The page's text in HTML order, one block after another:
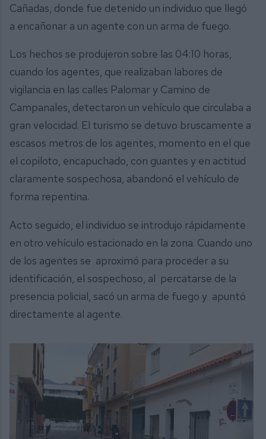
Cañadas, donde fue detenido un individuo que llegó
a encañonar a un agente con un arma de fuego.
Los hechos se produjeron sobre las 04:10 horas,
cuando los agentes, que realizaban labores de
vigilancia en las calles Palomar y Camino de
Campanales, detectaron un vehículo que circulaba a
gran velocidad. El turismo se detuvo bruscamente a
escasos metros de los agentes, momento en el que
el copiloto, encapuchado, con guantes y en actitud
claramente sospechosa, abandonó el vehículo de
forma repentina.
Acto seguido, el individuo se introdujo rápidamente
en otro vehículo estacionado en la zona. Cuando uno
de los agentes se aproximó para proceder a su
identificación, el sospechoso, al percatarse de la
presencia policial, sacó un arma de fuego y apuntó
directamente al agente.